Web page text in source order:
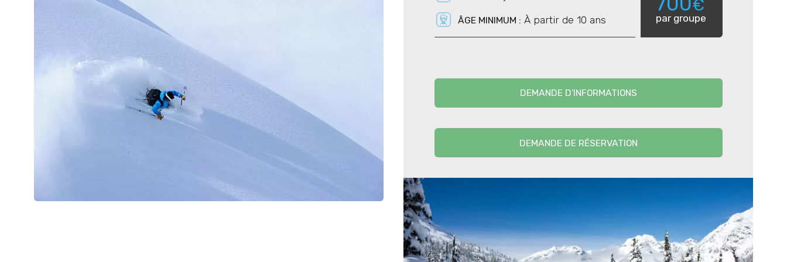
chaleureuse.
Le lendemain, deux options s’offrent à vous :
ÂGE MINIMUM : À partir de 10 ans
€
par groupe
DEMANDE D'INFORMATIONS
DEMANDE DE RÉSERVATION